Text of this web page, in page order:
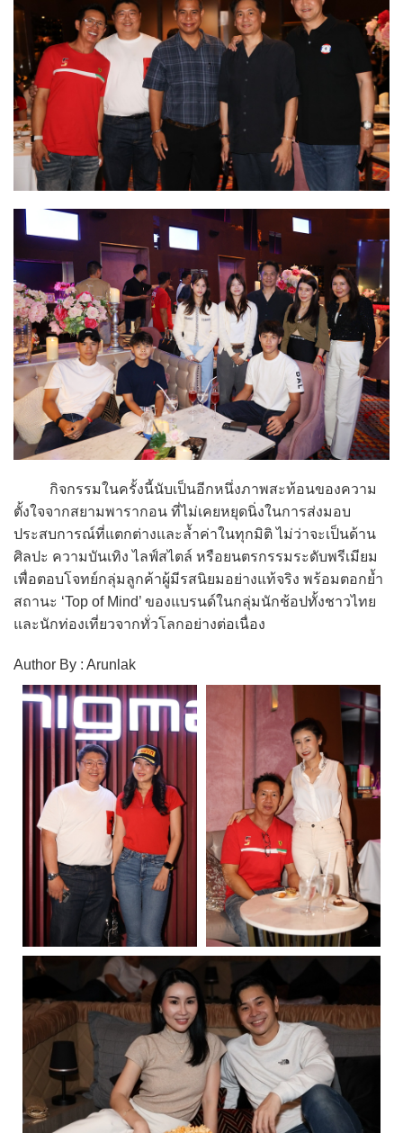
กิจกรรมในครั้งนี้นับเป็นอีกหนึ่งภาพสะท้อนของความ
ตั้งใจจากสยามพารากอน ที่ไม่เคยหยุดนิ่งในการส่งมอบ
ประสบการณ์ที่แตกต่างและล้ำค่าในทุกมิติ ไม่ว่าจะเป็นด้าน
ศิลปะ ความบันเทิง ไลฟ์สไตล์ หรือยนตรกรรมระดับพรีเมียม
เพื่อตอบโจทย์กลุ่มลูกค้าผู้มีรสนิยมอย่างแท้จริง พร้อมตอกย้ำ
สถานะ ‘Top of Mind’ ของแบรนด์ในกลุ่มนักช้อปทั้งชาวไทย
และนักท่องเที่ยวจากทั่วโลกอย่างต่อเนื่อง
Author By : Arunlak